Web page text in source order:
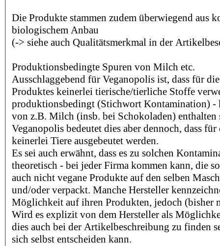
Die Produkte stammen zudem überwiegend aus
biologischem Anbau
(-> siehe auch Qualitätsmerkmal in der
Produktionsbedingte Spuren von Milch etc.
Ausschlaggebend für Veganopolis ist, dass für
Produktes keinerlei tierische/tierliche Stoffe
produktionsbedingt (Stichwort Kontamination) -
von z.B. Milch (insb. bei Schokoladen) enthalten
Veganopolis bedeutet dies aber dennoch, dass
keinerlei Tiere ausgebeutet werden.
Es sei auch erwähnt, dass es zu solchen
theoretisch - bei jeder Firma kommen kann, die
auch nicht vegane Produkte auf den selben
und/oder verpackt. Manche Hersteller
Möglichkeit auf ihren Produkten, jedoch (bisher
Wird es explizit von dem Hersteller als
dies auch bei der Artikelbeschreibung zu finden
sich selbst entscheiden kann.